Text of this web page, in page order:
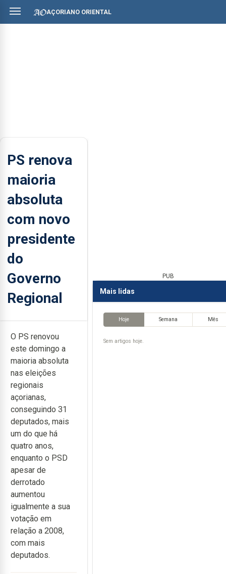
AÇORIANO ORIENTAL
PS renova
maioria
absoluta
com novo
presidente
do
Governo
Regional
O PS renovou
este domingo a
maioria absoluta
nas eleições
regionais
açorianas,
conseguindo 31
deputados, mais
um do que há
quatro anos,
enquanto o PSD
apesar de
derrotado
aumentou
igualmente a sua
votação em
relação a 2008,
com mais
deputados.
PUB
Mais lidas
Hoje Semana Mês
Sem artigos hoje.